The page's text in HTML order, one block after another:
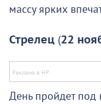
массу ярких
Стрелец (22
День пройдет под